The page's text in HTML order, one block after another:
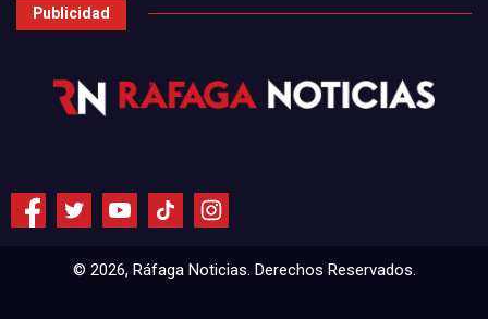
Publicidad
© 2026, Ráfaga Noticias. Derechos Reservados.